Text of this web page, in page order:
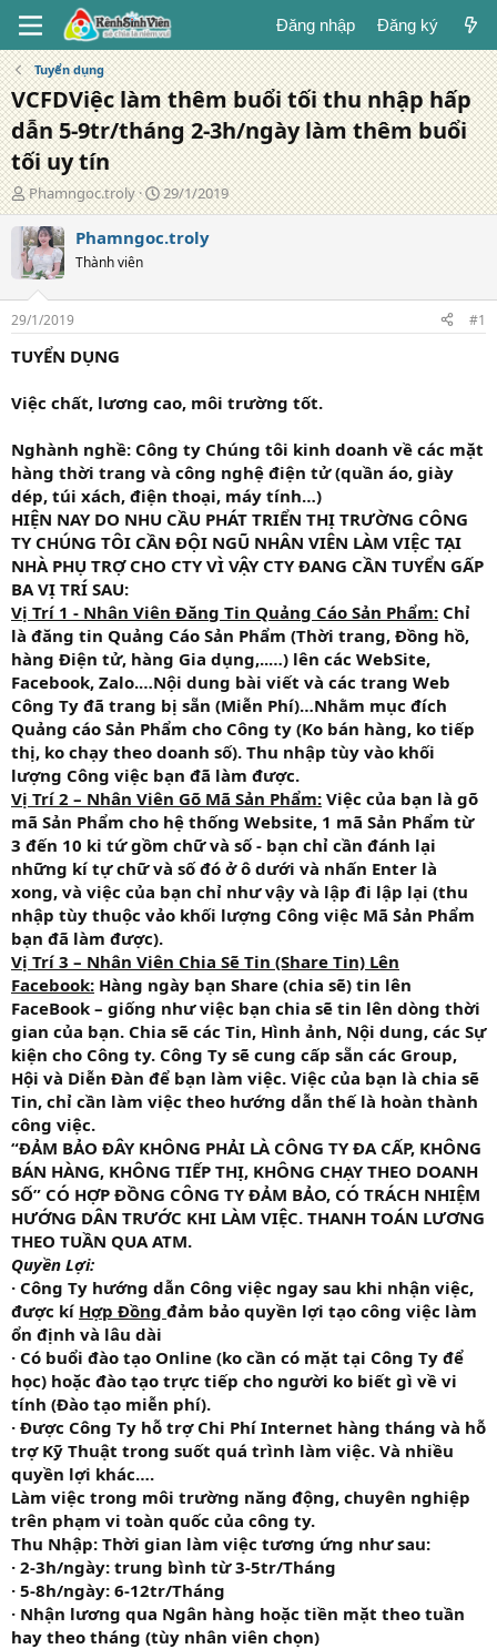
Đăng nhập Đăng ký
Tuyển dụng
VCFDViệc làm thêm buổi tối thu nhập hấp
dẫn 5-9tr/tháng 2-3h/ngày làm thêm buổi
tối uy tín
T
á
c
g
i
ả
Phamngoc.troly
N
g
à
g
29/1/2019
Phamngoc.troly
Thành viên
29/1/2019 #1
TUYỂN DỤNG
Việc chất, lương cao, môi trường tốt.
Nghành nghề: Công ty Chúng tôi kinh doanh về các mặt
hàng thời trang và công nghệ điện tử (quần áo, giày
dép, túi xách, điện thoại, máy tính…)
HIỆN NAY DO NHU CẦU PHÁT TRIỂN THỊ TRƯỜNG CÔNG
TY CHÚNG TÔI CẦN ĐỘI NGŨ NHÂN VIÊN LÀM VIỆC TẠI
NHÀ PHỤ TRỢ CHO CTY VÌ VẬY CTY ĐANG CẦN TUYỂN GẤP
BA VỊ TRÍ SAU:
Vị Trí 1 - Nhân Viên Đăng Tin Quảng Cáo Sản Phẩm: Chỉ
là đăng tin Quảng Cáo Sản Phẩm (Thời trang, Đồng hồ,
hàng Điện tử, hàng Gia dụng,..…) lên các WebSite,
Facebook, Zalo.…Nội dung bài viết và các trang Web
Công Ty đã trang bị sẵn (Miễn Phí)…Nhằm mục đích
Quảng cáo Sản Phẩm cho Công ty (Ko bán hàng, ko tiếp
thị, ko chạy theo doanh số). Thu nhập tùy vào khối
lượng Công việc bạn đã làm được.
Vị Trí 2 – Nhân Viên Gõ Mã Sản Phẩm: Việc của bạn là gõ
mã Sản Phẩm cho hệ thống Website, 1 mã Sản Phẩm từ
3 đến 10 ki tứ gồm chữ và số - bạn chỉ cần đánh lại
những kí tự chữ và số đó ở ô dưới và nhấn Enter là
xong, và việc của bạn chỉ như vậy và lập đi lập lại (thu
nhập tùy thuộc vảo khối lượng Công việc Mã Sản Phẩm
bạn đã làm được).
Vị Trí 3 – Nhân Viên Chia Sẽ Tin (Share Tin) Lên
Facebook: Hàng ngày bạn Share (chia sẽ) tin lên
FaceBook – giống như việc bạn chia sẽ tin lên dòng thời
gian của bạn. Chia sẽ các Tin, Hình ảnh, Nội dung, các Sự
kiện cho Công ty. Công Ty sẽ cung cấp sẵn các Group,
Hội và Diễn Đàn để bạn làm việc. Việc của bạn là chia sẽ
Tin, chỉ cần làm việc theo hướng dẫn thế là hoàn thành
công việc.
“ĐẢM BẢO ĐÂY KHÔNG PHẢI LÀ CÔNG TY ĐA CẤP, KHÔNG
BÁN HÀNG, KHÔNG TIẾP THỊ, KHÔNG CHẠY THEO DOANH
SỐ” CÓ HỢP ĐỒNG CÔNG TY ĐẢM BẢO, CÓ TRÁCH NHIỆM
HƯỚNG DÂN TRƯỚC KHI LÀM VIỆC. THANH TOÁN LƯƠNG
THEO TUẦN QUA ATM.
Quyền Lợi:
· Công Ty hướng dẫn Công việc ngay sau khi nhận việc,
được kí Hợp Đồng đảm bảo quyền lợi tạo công việc làm
ổn định và lâu dài
· Có buổi đào tạo Online (ko cần có mặt tại Công Ty để
học) hoặc đào tạo trực tiếp cho người ko biết gì về vi
tính (Đào tạo miễn phí).
· Được Công Ty hỗ trợ Chi Phí Internet hàng tháng và hỗ
trợ Kỹ Thuật trong suốt quá trình làm việc. Và nhiều
quyền lợi khác….
Làm việc trong môi trường năng động, chuyên nghiệp
trên phạm vi toàn quốc của công ty.
Thu Nhập: Thời gian làm việc tương ứng như sau:
· 2-3h/ngày: trung bình từ 3-5tr/Tháng
· 5-8h/ngày: 6-12tr/Tháng
· Nhận lương qua Ngân hàng hoặc tiền mặt theo tuần
hay theo tháng (tùy nhân viên chọn)